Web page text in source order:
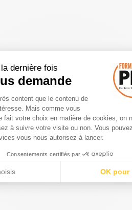
dernière fois
demande
de Gestion du
content que le contenu de
Mais comme vous
fait votre choix en matière de cookies, on
à suivre votre visite ou non. Vous
vous nous autorisez à lancer.
Consentements certifiés par
OK pour
Axeptio consent